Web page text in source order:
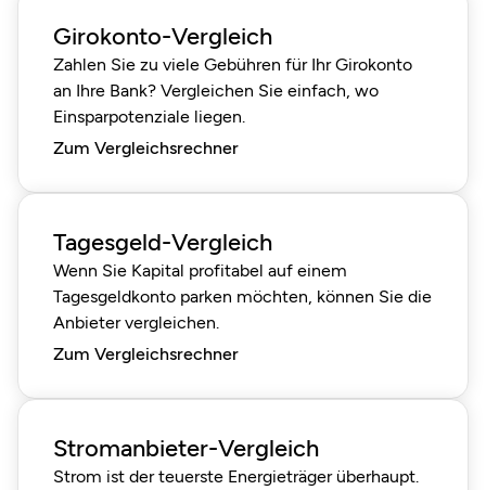
Girokonto-Vergleich
Zahlen Sie zu viele Gebühren für Ihr Girokonto
an Ihre Bank? Vergleichen Sie einfach, wo
Einsparpotenziale liegen.
Zum Vergleichsrechner
Tagesgeld-Vergleich
Wenn Sie Kapital profitabel auf einem
Tagesgeldkonto parken möchten, können Sie die
Anbieter vergleichen.
Zum Vergleichsrechner
Stromanbieter-Vergleich
Strom ist der teuerste Energieträger überhaupt.